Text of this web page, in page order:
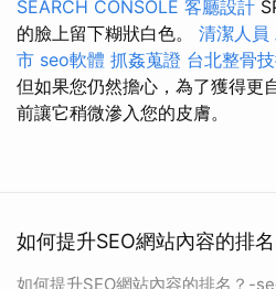
SEARCH CONSOLE 客廳設計
的臉上留下糊狀白色。 清潔人員
市 seo軟體 抓姦蒐證 台北整骨
但如果您仍然擔心，為了獲得更
前讓它稍微滲入您的皮膚。
如何提升SEO網站內容的排
如何提升SEO網站內容的排名？-